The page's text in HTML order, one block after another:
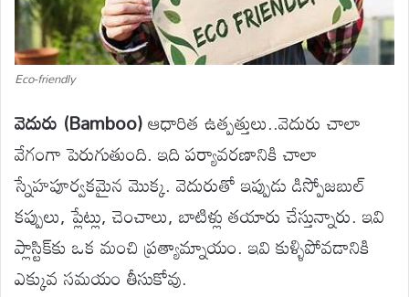
Eco-friendly
వెదురు (Bamboo)ఆధారిత ఉత్పత్తులు..వెదురు చాలా
వేగంగా పెరుగుతుంది. ఇది పర్యావరణానికి చాలా
స్నేహపూర్వకమైన మొక్క. వెదురుతో ఇప్పుడు డిస్పోజబుల్
కప్పులు, ప్లేట్లు, చెంచాలు, బాటిళ్లు తయారు చేస్తున్నారు. ఇవి
ప్లాస్టిక్‌కు ఒక మంచి ప్రత్యామ్నాయం. ఇవి కుళ్ళిపోవడానికి
ఎక్కువ సమయం తీసుకోవు.